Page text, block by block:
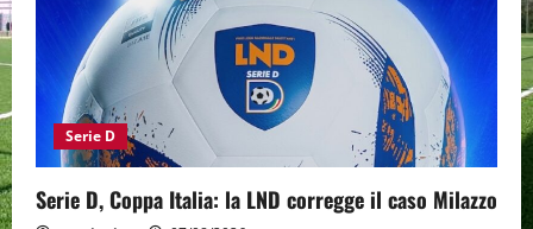
Serie D
Serie D, Coppa Italia: la LND corregge il caso Milazzo